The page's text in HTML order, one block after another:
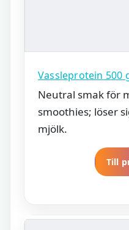
Vassleprotein 500
Neutral smak för
smoothies; löser
mjölk.
Till